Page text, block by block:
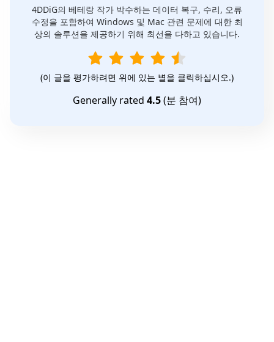
4DDiG의 베테랑 작가 박수하는 데이터 복구, 수리, 오류
수정을 포함하여 Windows 및 Mac 관련 문제에 대한 최
상의 솔루션을 제공하기 위해 최선을 다하고 있습니다.
(이 글을 평가하려면 위에 있는 별을 클릭하십시오.)
Generally rated 4.5(분 참여)